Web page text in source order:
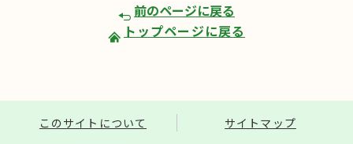
前のページに戻る
トップページに戻る
このサイトについて
サイトマップ